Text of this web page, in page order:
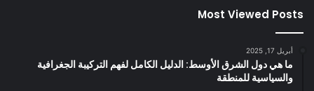
Most Viewed Posts
أبريل 17, 2025
ما هي دول الشرق الأوسط: الدليل الكامل لفهم التركيبة الجغرافية
والسياسية للمنطقة